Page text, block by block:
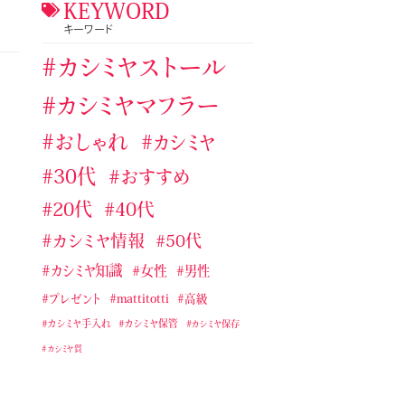
カシミヤストール・マフラーのコラ
カシミヤストール・マフラー手入
れ
カシミヤストール・マフラー手編
カシミヤストール・マフラー用ブラ
シ
カシミヤマフラー
ヤストール・マフラー
タケオキクチおすすめカシミヤス
トール・マフラー
テストカテゴリー１
バーバリーおすすめカシミヤスト
KEYWORD
キーワード
カシミヤストール
カシミヤマフラー
おしゃれ
カシミヤ
30代
おすすめ
20代 40代
カシミヤ情報 50代
カシミヤ知識 女性 男性
プレゼント mattitotti 高級
カシミヤ手入れ カシミヤ保管 カシミヤ保存
カシミヤ質